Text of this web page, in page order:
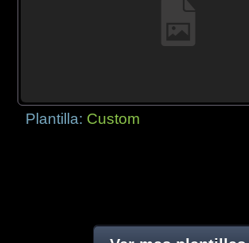
Plantilla: Custom